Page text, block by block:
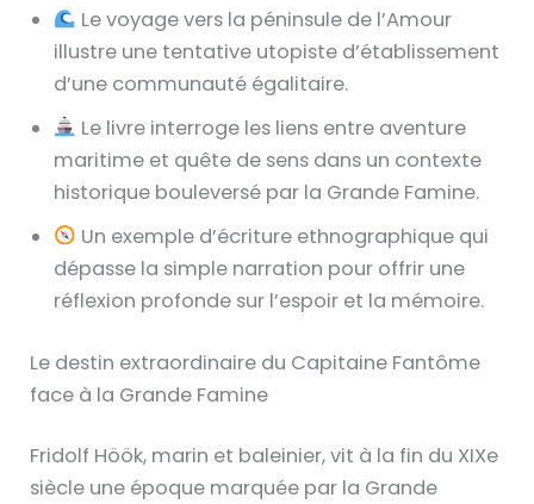
Le voyage vers la péninsule de l’Amour
illustre une tentative utopiste d’établissement
d’une communauté égalitaire.
Le livre interroge les liens entre aventure
maritime et quête de sens dans un contexte
historique bouleversé par la Grande Famine.
Un exemple d’écriture ethnographique qui
dépasse la simple narration pour offrir une
réflexion profonde sur l’espoir et la mémoire.
Le destin extraordinaire du Capitaine Fantôme
face à la Grande Famine
Fridolf Höök, marin et baleinier, vit à la fin du XIXe
siècle une époque marquée par la Grande